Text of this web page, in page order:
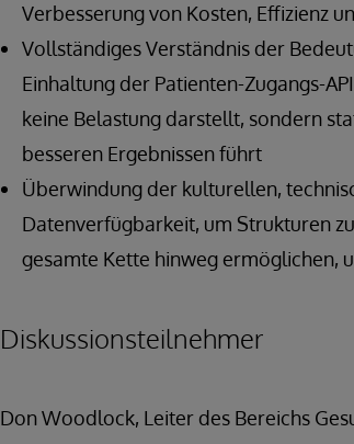
Verbesserung von Kosten, Effizienz
Vollständiges Verständnis der
Einhaltung der Patienten-Zugangs-
keine Belastung darstellt, sondern
besseren Ergebnissen führt
Überwindung der kulturellen,
Datenverfügbarkeit, um Strukturen
gesamte Kette hinweg ermöglichen,
Diskussionsteilnehmer
Don Woodlock, Leiter des Bereichs